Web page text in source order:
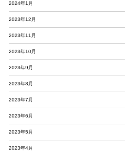
2024年1月
2023年12月
2023年11月
2023年10月
2023年9月
2023年8月
2023年7月
2023年6月
2023年5月
2023年4月